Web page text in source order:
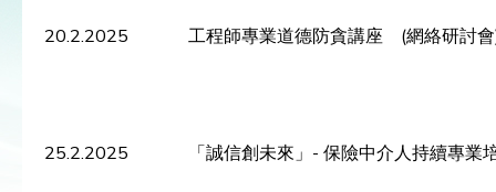
20.2.2025 工程師專業道德防貪講座 (網絡研討
25.2.2025 「誠信創未來」- 保險中介人持續專業